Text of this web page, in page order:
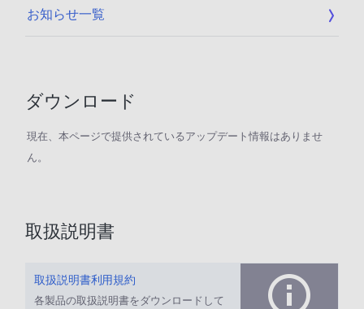
お知らせ一覧
ダウンロード
現在、本ページで提供されているアップデート情報はありませ
ん。
取扱説明書
取扱説明書利用規約
各製品の取扱説明書をダウンロードして